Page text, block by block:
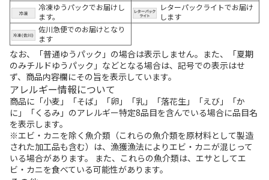
冷凍ゆうパックでお届けし
ます。
レターパックライトでお届け
します
佐川急便でのお届けとなり
ます
なお、「普通ゆうパック」の場合は表示しません。また、「夏期
のみチルドゆうパック」などとなる場合は、記号での表示はせ
ず、商品内容欄にその旨を表示しています。
アレルギー情報について
商品に「小麦」「そば」「卵」「乳」「落花生」「えび」「か
に」「くるみ」のアレルギー特定8品目を含んでいる場合に品目名
を表示します。
※エビ・カニを除く魚介類（これらの魚介類を原材料として製造
された加工品も含む）は、漁獲漁法によりエビ・カニが混じって
いる場合があります。 また、これらの魚介類は、エサとしてエ
ビ・カニを食べている可能性があります。